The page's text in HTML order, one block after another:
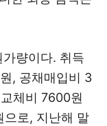
량이다. 취득
, 공채매입비 3
체비 7600원
로, 지난해 말